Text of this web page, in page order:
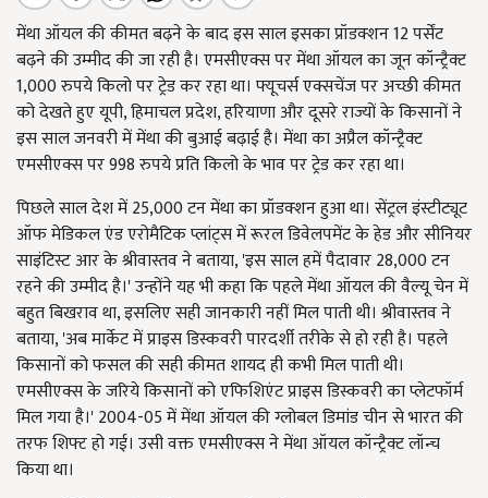
मेंथा ऑयल की कीमत बढ़ने के बाद इस साल इसका प्रॉडक्शन 12 पर्सेंट
बढ़ने की उम्मीद की जा रही है। एमसीएक्स पर मेंथा ऑयल का जून कॉन्ट्रैक्ट
1,000 रुपये किलो पर ट्रेड कर रहा था। फ्यूचर्स एक्सचेंज पर अच्छी कीमत
को देखते हुए यूपी, हिमाचल प्रदेश, हरियाणा और दूसरे राज्यों के किसानों ने
इस साल जनवरी में मेंथा की बुआई बढ़ाई है। मेंथा का अप्रैल कॉन्ट्रैक्ट
एमसीएक्स पर 998 रुपये प्रति किलो के भाव पर ट्रेड कर रहा था।
पिछले साल देश में 25,000 टन मेंथा का प्रॉडक्शन हुआ था। सेंट्रल इंस्टीट्यूट
ऑफ मेडिकल एंड एरोमैटिक प्लांट्स में रूरल डिवेलपमेंट के हेड और सीनियर
साइंटिस्ट आर के श्रीवास्तव ने बताया, 'इस साल हमें पैदावार 28,000 टन
रहने की उम्मीद है।' उन्होंने यह भी कहा कि पहले मेंथा ऑयल की वैल्यू चेन में
बहुत बिखराव था, इसलिए सही जानकारी नहीं मिल पाती थी। श्रीवास्तव ने
बताया, 'अब मार्केट में प्राइस डिस्कवरी पारदर्शी तरीके से हो रही है। पहले
किसानों को फसल की सही कीमत शायद ही कभी मिल पाती थी।
एमसीएक्स के जरिये किसानों को एफिशिएंट प्राइस डिस्कवरी का प्लेटफॉर्म
मिल गया है।' 2004-05 में मेंथा ऑयल की ग्लोबल डिमांड चीन से भारत की
तरफ शिफ्ट हो गई। उसी वक्त एमसीएक्स ने मेंथा ऑयल कॉन्ट्रैक्ट लॉन्च
किया था।